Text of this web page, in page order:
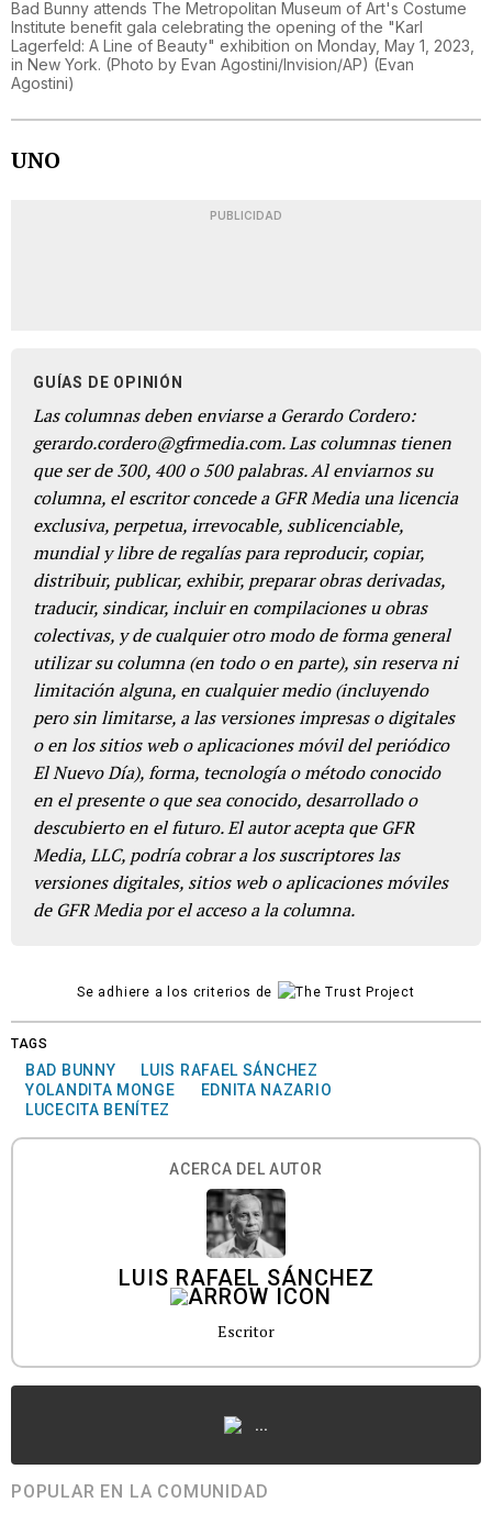
Bad Bunny attends The Metropolitan Museum of Art's Costume
Institute benefit gala celebrating the opening of the "Karl
Lagerfeld: A Line of Beauty" exhibition on Monday, May 1, 2023,
in New York. (Photo by Evan Agostini/Invision/AP) (Evan
Agostini)
UNO
PUBLICIDAD
GUÍAS DE OPINIÓN
Las columnas deben enviarse a Gerardo Cordero:
gerardo.cordero@gfrmedia.com. Las columnas tienen
que ser de 300, 400 o 500 palabras. Al enviarnos su
columna, el escritor concede a GFR Media una licencia
exclusiva, perpetua, irrevocable, sublicenciable,
mundial y libre de regalías para reproducir, copiar,
distribuir, publicar, exhibir, preparar obras derivadas,
traducir, sindicar, incluir en compilaciones u obras
colectivas, y de cualquier otro modo de forma general
utilizar su columna (en todo o en parte), sin reserva ni
limitación alguna, en cualquier medio (incluyendo
pero sin limitarse, a las versiones impresas o digitales
o en los sitios web o aplicaciones móvil del periódico
El Nuevo Día), forma, tecnología o método conocido
en el presente o que sea conocido, desarrollado o
descubierto en el futuro. El autor acepta que GFR
Media, LLC, podría cobrar a los suscriptores las
versiones digitales, sitios web o aplicaciones móviles
de GFR Media por el acceso a la columna.
Se adhiere a los criterios de
TAGS
BAD BUNNY
LUIS RAFAEL SÁNCHEZ
YOLANDITA MONGE
EDNITA NAZARIO
LUCECITA BENÍTEZ
ACERCA DEL AUTOR
LUIS RAFAEL SÁNCHEZ
Escritor
...
POPULAR EN LA COMUNIDAD